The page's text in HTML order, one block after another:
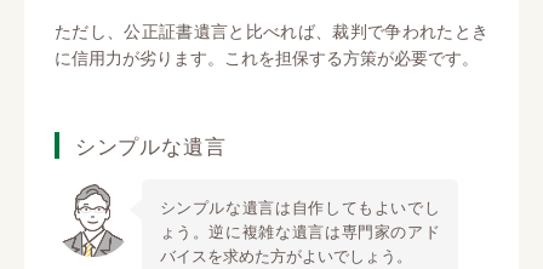
ただし、公正証書遺言と比べれば、裁判で争われたとき
に信用力が劣ります。これを担保する方策が必要です。
シンプルな遺言
シンプルな遺言は自作してもよいでし
ょう。逆に複雑な遺言は専門家のアド
バイスを求めた方がよいでしょう。